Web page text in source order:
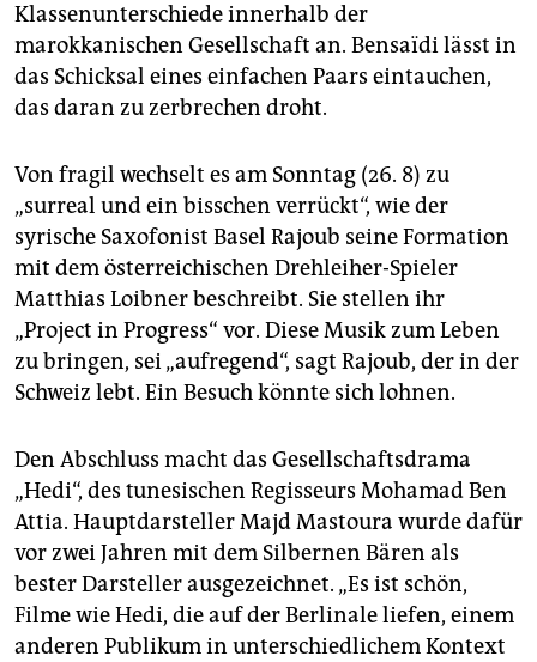
Klassenunterschiede innerhalb der
marokkanischen Gesellschaft an. Bensaïdi lässt in
das Schicksal eines einfachen Paars eintauchen,
das daran zu zerbrechen droht.
Von fragil wechselt es am Sonntag (26. 8) zu
„surreal und ein bisschen verrückt“, wie der
syrische Saxofonist Basel Rajoub seine Formation
mit dem österreichischen Drehleiher-Spieler
Matthias Loibner beschreibt. Sie stellen ihr
„Project in Progress“ vor. Diese Musik zum Leben
zu bringen, sei „aufregend“, sagt Rajoub, der in der
Schweiz lebt. Ein Besuch könnte sich lohnen.
Den Abschluss macht das Gesellschaftsdrama
„Hedi“, des tunesischen Regisseurs Mohamad Ben
Attia. Hauptdarsteller Majd Mastoura wurde dafür
vor zwei Jahren mit dem Silbernen Bären als
bester Darsteller ausgezeichnet. „Es ist schön,
Filme wie Hedi, die auf der Berlinale liefen, einem
anderen Publikum in unterschiedlichem Kontext